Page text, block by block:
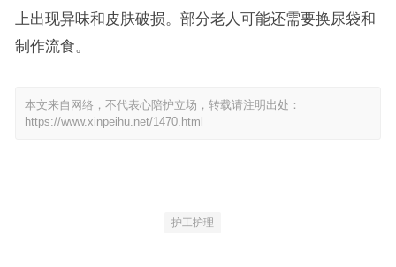
上出现异味和皮肤破损。部分老人可能还需要换尿袋和
制作流食。
本文来自网络，不代表心陪护立场，转载请注明出处：
https://www.xinpeihu.net/1470.html
护工护理